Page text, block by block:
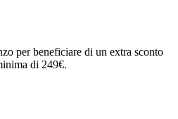
per beneficiare di un extra sconto
di 249€.